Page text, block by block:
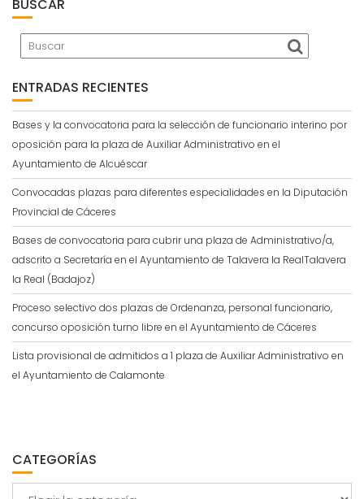
BUSCAR
ENTRADAS RECIENTES
Bases y la convocatoria para la selección de funcionario interino por
oposición para la plaza de Auxiliar Administrativo en el
Ayuntamiento de Alcuéscar
Convocadas plazas para diferentes especialidades en la Diputación
Provincial de Cáceres
Bases de convocatoria para cubrir una plaza de Administrativo/a,
adscrito a Secretaría en el Ayuntamiento de Talavera la RealTalavera
la Real (Badajoz)
Proceso selectivo dos plazas de Ordenanza, personal funcionario,
concurso oposición turno libre en el Ayuntamiento de Cáceres
Lista provisional de admitidos a 1 plaza de Auxiliar Administrativo en
el Ayuntamiento de Calamonte
CATEGORÍAS